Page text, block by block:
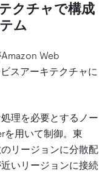
クチャで構成
ム
Web
スアーキテクチャに
理を必要とするノー
を用いて制御。東
リージョンに分散配
いリージョンに接続